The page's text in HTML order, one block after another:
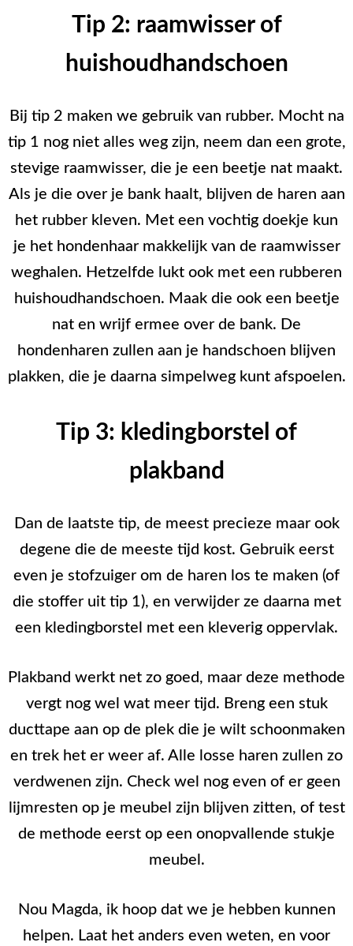
Tip 2: raamwisser of
huishoudhandschoen
Bij tip 2 maken we gebruik van rubber. Mocht na
tip 1 nog niet alles weg zijn, neem dan een grote,
stevige raamwisser, die je een beetje nat maakt.
Als je die over je bank haalt, blijven de haren aan
het rubber kleven. Met een vochtig doekje kun
je het hondenhaar makkelijk van de raamwisser
weghalen. Hetzelfde lukt ook met een rubberen
huishoudhandschoen. Maak die ook een beetje
nat en wrijf ermee over de bank. De
hondenharen zullen aan je handschoen blijven
plakken, die je daarna simpelweg kunt afspoelen.
Tip 3: kledingborstel of
plakband
Dan de laatste tip, de meest precieze maar ook
degene die de meeste tijd kost. Gebruik eerst
even je stofzuiger om de haren los te maken (of
die stoffer uit tip 1), en verwijder ze daarna met
een kledingborstel met een kleverig oppervlak.
Plakband werkt net zo goed, maar deze methode
vergt nog wel wat meer tijd. Breng een stuk
ducttape aan op de plek die je wilt schoonmaken
en trek het er weer af. Alle losse haren zullen zo
verdwenen zijn. Check wel nog even of er geen
lijmresten op je meubel zijn blijven zitten, of test
de methode eerst op een onopvallende stukje
meubel.
Nou Magda, ik hoop dat we je hebben kunnen
helpen. Laat het anders even weten, en voor